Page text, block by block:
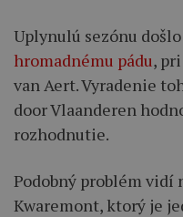
Uplynulú sezónu
hromadnému pádu,
van Aert. Vyradenie
door Vlaanderen
rozhodnutie.
Podobný problém vidí
Kwaremont, ktorý je